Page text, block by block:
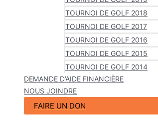
TOURNOI DE GOLF 2018
TOURNOI DE GOLF 2017
TOURNOI DE GOLF 2016
TOURNOI DE GOLF 2015
TOURNOI DE GOLF 2014
DEMANDE D’AIDE FINANCIÈRE
NOUS JOINDRE
FAIRE UN DON